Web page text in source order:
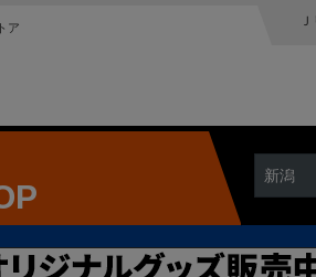
ア
新潟